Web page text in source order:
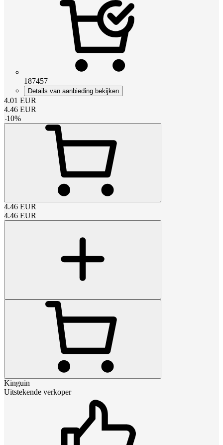
187457
Details van aanbieding bekijken
4.01 EUR
4.46 EUR
-10%
4.46 EUR
4.46 EUR
Kinguin
Uitstekende verkoper